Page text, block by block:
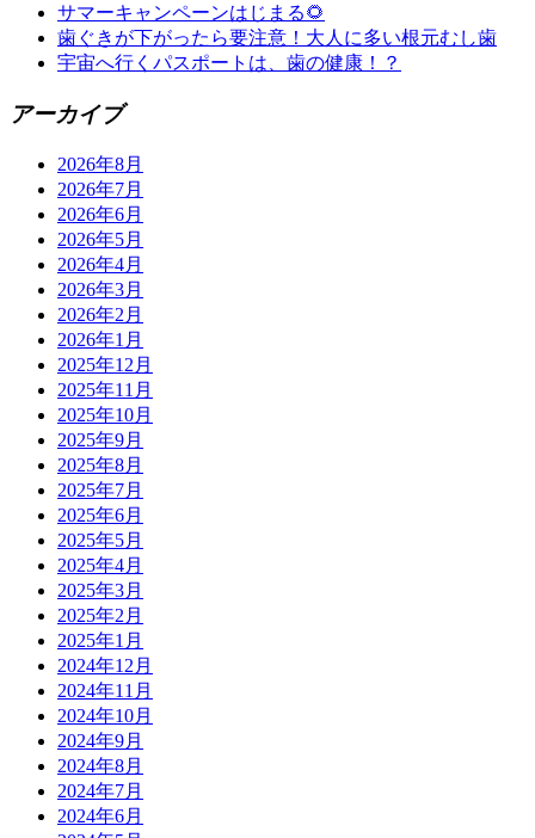
サマーキャンペーンはじまる🌻
歯ぐきが下がったら要注意！大人に多い根元むし歯
宇宙へ行くパスポートは、歯の健康！？
アーカイブ
2026年8月
2026年7月
2026年6月
2026年5月
2026年4月
2026年3月
2026年2月
2026年1月
2025年12月
2025年11月
2025年10月
2025年9月
2025年8月
2025年7月
2025年6月
2025年5月
2025年4月
2025年3月
2025年2月
2025年1月
2024年12月
2024年11月
2024年10月
2024年9月
2024年8月
2024年7月
2024年6月